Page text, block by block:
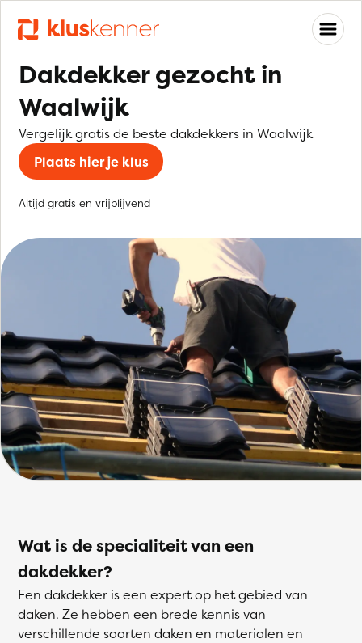
Dakdekker gezocht in
Waalwijk
Vergelijk gratis de beste dakdekkers in Waalwijk
Plaats hier je klus
Altijd gratis en vrijblijvend
Wat is de specialiteit van een
dakdekker?
Een dakdekker is een expert op het gebied van
daken. Ze hebben een brede kennis van
verschillende soorten daken en materialen en